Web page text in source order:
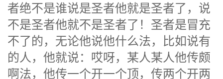
者绝不是谁说是圣者他就是圣者了，说
不是圣者他就不是圣者了！圣者是冒充
不了的，无论他说他什么法，比如说有
的人，他就说：哎呀，某人某人他传颇
啊法，他传一个开一个顶，传两个开两